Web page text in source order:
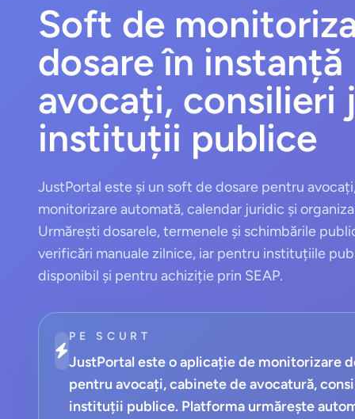
Soft de
dosare în
avocați, consilieri
instituții publice
JustPortal este și un soft de dosare pentru
monitorizare automată, calendar juridic și
Urmărești dosarele, termenele și schimbările
verificări manuale zilnice, iar pentru instituțiile
disponibil și pentru achiziție prin SEAP.
PE SCURT
JustPortal este o aplicație de monitorizare
pentru avocați, cabinete de avocatură,
instituții publice. Platforma urmărește